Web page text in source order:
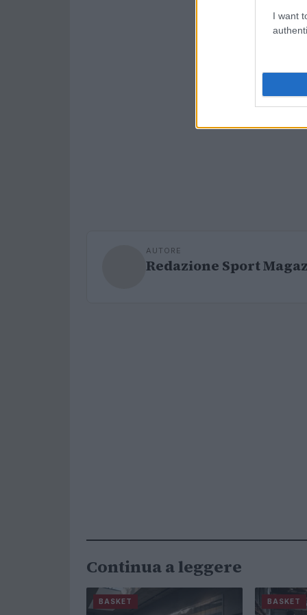
I want
AUTORE
Redazione Sport
Continua a leggere
BASKET BASKET